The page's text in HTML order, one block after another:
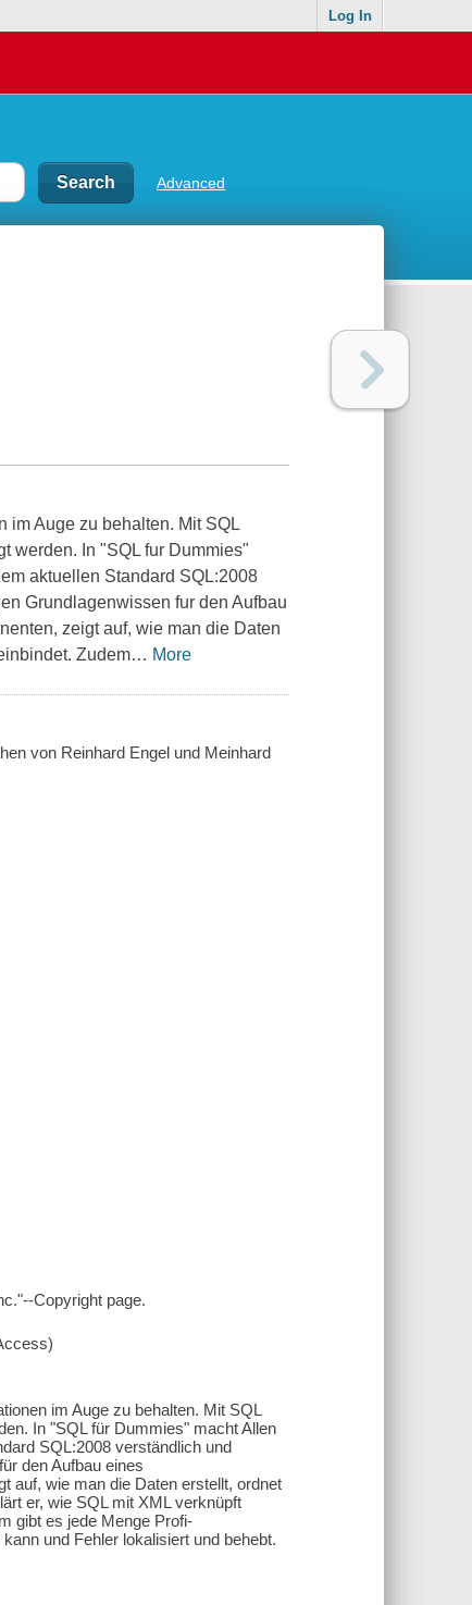
Log In
Advanced
im Auge zu behalten. Mit SQL
werden. In "SQL fur Dummies"
aktuellen Standard SQL:2008
Grundlagenwissen fur den Aufbau
zeigt auf, wie man die Daten
Zudem… More
von Reinhard Engel und Meinhard
Copyright page.
im Auge zu behalten. Mit SQL
In "SQL für Dummies" macht Allen
SQL:2008 verständlich und
den Aufbau eines
auf, wie man die Daten erstellt, ordnet
er, wie SQL mit XML verknüpft
gibt es jede Menge Profi-
und Fehler lokalisiert und behebt.